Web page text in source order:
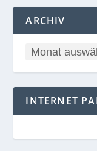
ARCHIV
INTERNET